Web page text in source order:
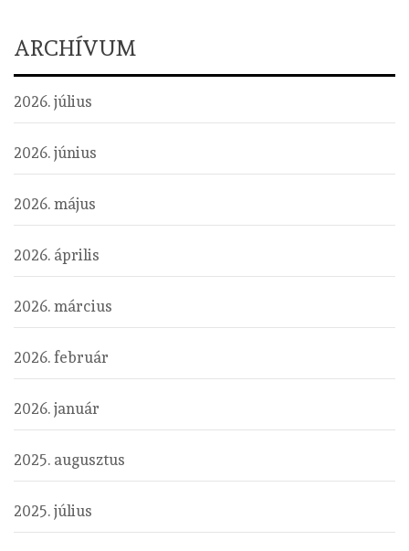
ARCHÍVUM
2026. július
2026. június
2026. május
2026. április
2026. március
2026. február
2026. január
2025. augusztus
2025. július